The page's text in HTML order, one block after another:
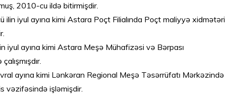
2010-cu ildə bitirmişdir.
iyul ayına kimi Astara Poçt Filialında Poçt maliyyə xidmətəri
ayına kimi Astara Meşə Mühafizəsi və Bərpası
ayına kimi Lənkəran Regional Meşə Təsərrüfatı Mərkəzində
vəzifəsində işləmişdir.